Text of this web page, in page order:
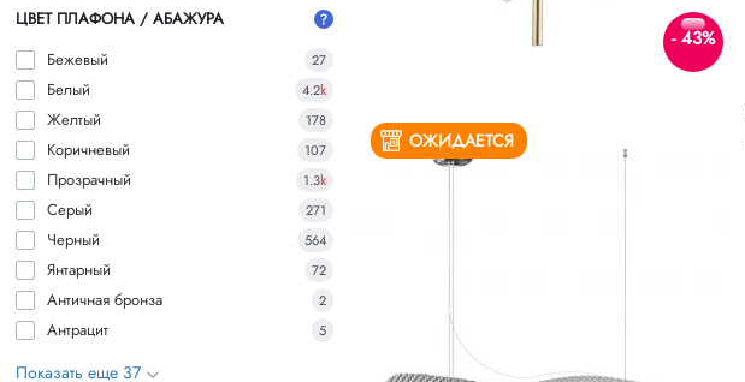
ЦВЕТ ПЛАФОНА / АБАЖУРА
Бежевый
27
Белый 4.2k
Желтый 178
Коричневый 107
Прозрачный 1.3k
Серый 271
Черный 564
Янтарный 72
Античная бронза 2
Антрацит 5
Показать еще 37
- 43%
ОЖИДАЕТСЯ